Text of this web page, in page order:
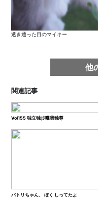
透き通った目のマイキー
他
関連記事
Vol155 独立独歩唯我独尊
パトリちゃん、 ぼく しってたよ